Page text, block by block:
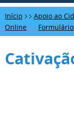
Início Apoio ao
Online